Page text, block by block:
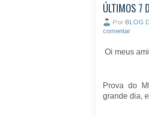
ÚLTIMOS 7
Por BLOG
comentar
Oi meus
Prova do
grande dia,